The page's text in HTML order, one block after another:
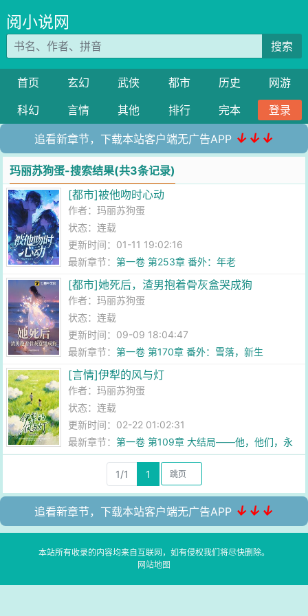
阅小说网
搜索
首页 玄幻 武侠 都市 历史
网游
科幻
言情 其他 排行 完本 登录
追看新章节，下载本站客户端无广告APP ↓↓↓
玛丽苏狗蛋-搜索结果(共3条记录)
[都市]被他吻时心动
作者：玛丽苏狗蛋
状态：连载
更新时间：01-11 19:02:16
最新章节：第一卷 第253章 番外：年老
[都市]她死后，渣男抱着骨灰盒哭成狗
作者：玛丽苏狗蛋
状态：连载
更新时间：09-09 18:04:47
最新章节：第一卷 第170章 番外：雪落，新生
[言情]伊犁的风与灯
作者：玛丽苏狗蛋
状态：连载
更新时间：02-22 01:02:31
最新章节：第一卷 第109章 大结局——他，他们，永
远都在
1/1
1
追看新章节，下载本站客户端无广告APP ↓↓↓
本站所有收录的内容均来自互联网，如有侵权我们将尽快删除。
网站地图